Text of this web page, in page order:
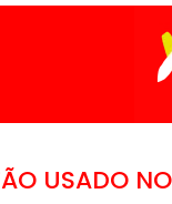
USADO